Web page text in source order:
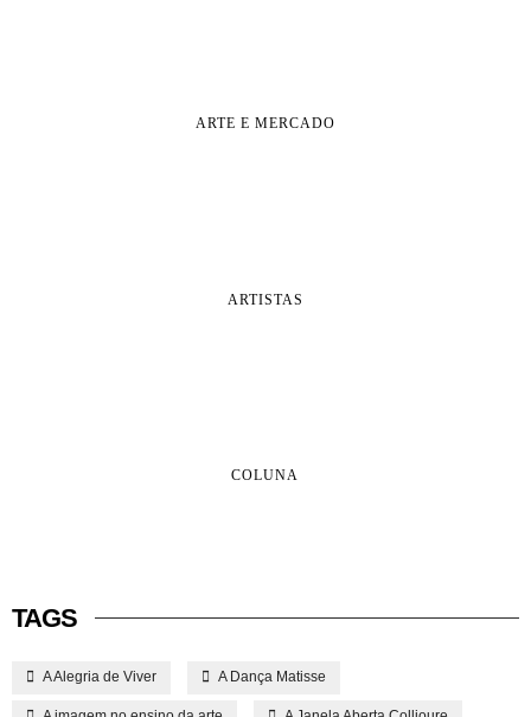
ARTE E MERCADO
ARTISTAS
COLUNA
TAGS
A Alegria de Viver A Dança Matisse